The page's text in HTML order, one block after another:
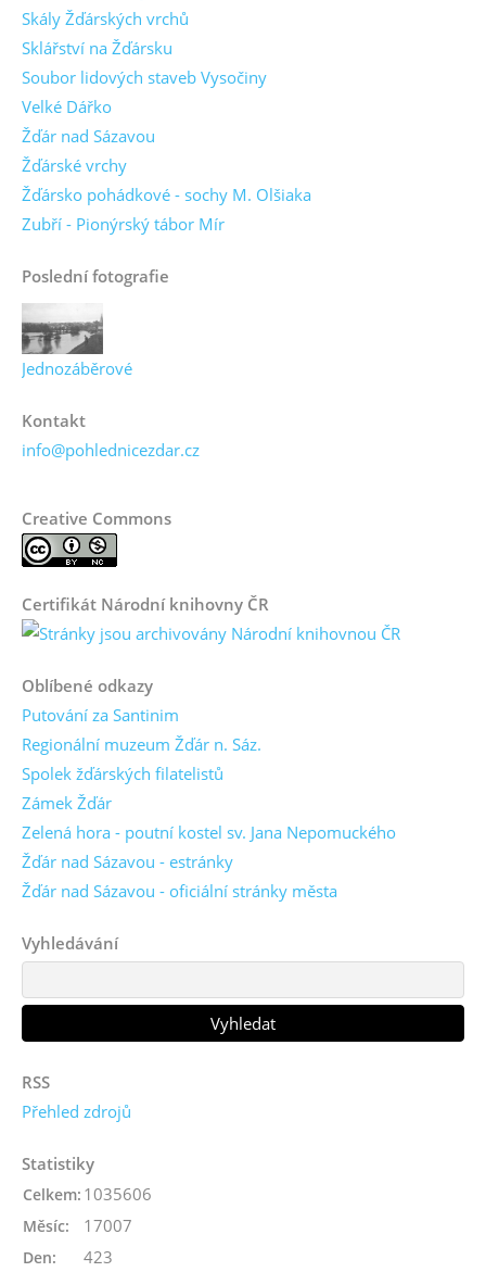
Skály Žďárských vrchů
Sklářství na Žďársku
Soubor lidových staveb Vysočiny
Velké Dářko
Žďár nad Sázavou
Žďárské vrchy
Žďársko pohádkové - sochy M. Olšiaka
Zubří - Pionýrský tábor Mír
Poslední fotografie
Jednozáběrové
Kontakt
info@pohlednicezdar.cz
Creative Commons
Certifikát Národní knihovny ČR
Oblíbené odkazy
Putování za Santinim
Regionální muzeum Žďár n. Sáz.
Spolek žďárských filatelistů
Zámek Žďár
Zelená hora - poutní kostel sv. Jana Nepomuckého
Žďár nad Sázavou - estránky
Žďár nad Sázavou - oficiální stránky města
Vyhledávání
RSS
Přehled zdrojů
Statistiky
Celkem: 1035606
Měsíc: 17007
Den: 423